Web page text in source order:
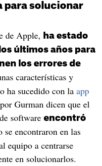
para solucionar
de Apple,
ha estado
últimos años para
los errores de
características y
ha sucedido con la app
Gurman dicen que el
software encontró
se encontraron en las
equipo a centrarse
en solucionarlos.